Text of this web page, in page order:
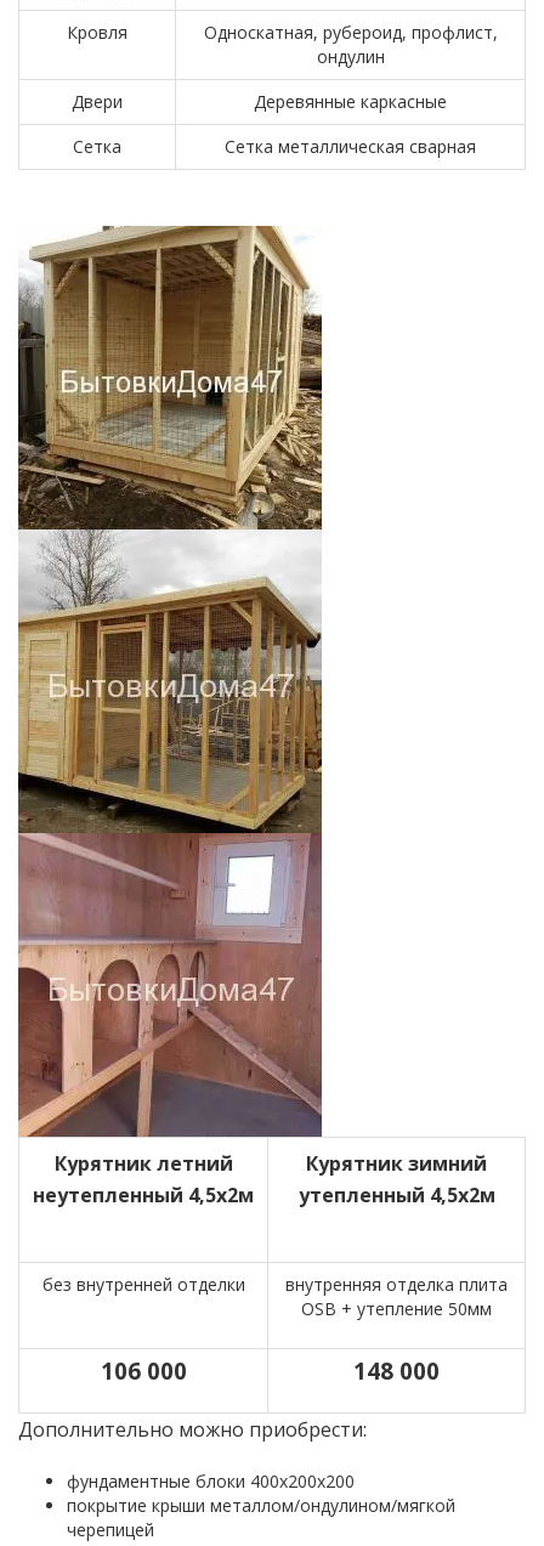
Кровля
Односкатная, рубероид, профлист,
ондулин
Двери
Деревянные каркасные
Сетка
Сетка металлическая сварная
Курятник летний
неутепленный 4,5х2м
Курятник зимний
утепленный 4,5х2м
без внутренней отделки
внутренняя отделка плита
ОSB + утепление 50мм
106 000 148 000
Дополнительно можно приобрести:
фундаментные блоки 400х200х200
покрытие крыши металлом/ондулином/мягкой
черепицей